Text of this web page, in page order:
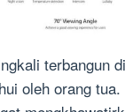
terbangun
oleh orang